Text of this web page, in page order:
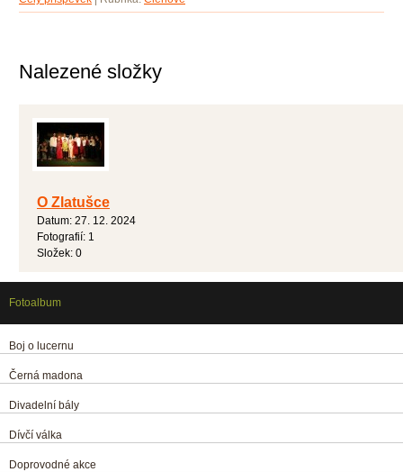
Nalezené složky
O Zlatušce
Datum: 27. 12. 2024
Fotografií: 1
Složek: 0
Fotoalbum
Boj o lucernu
Černá madona
Divadelní bály
Dívčí válka
Doprovodné akce